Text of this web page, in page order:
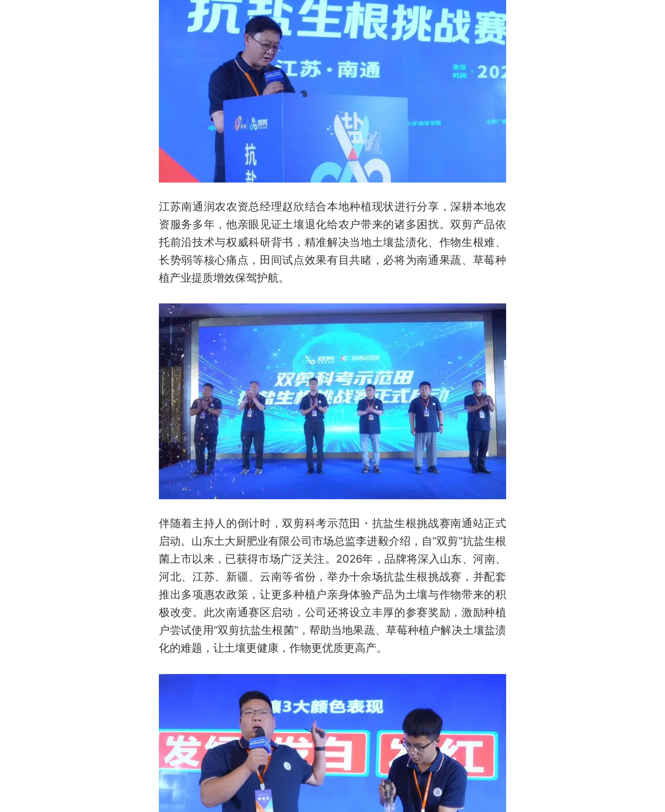
江苏南通润农农资总经理赵欣结合本地种植现状进行分享，深耕本地农
资服务多年，他亲眼见证土壤退化给农户带来的诸多困扰。双剪产品依
托前沿技术与权威科研背书，精准解决当地土壤盐渍化、作物生根难、
长势弱等核心痛点，田间试点效果有目共睹，必将为南通果蔬、草莓种
植产业提质增效保驾护航。
伴随着主持人的倒计时，双剪科考示范田・抗盐生根挑战赛南通站正式
启动。山东土大厨肥业有限公司市场总监李进毅介绍，自“双剪”抗盐生根
菌上市以来，已获得市场广泛关注。2026年，品牌将深入山东、河南、
河北、江苏、新疆、云南等省份，举办十余场抗盐生根挑战赛，并配套
推出多项惠农政策，让更多种植户亲身体验产品为土壤与作物带来的积
极改变。此次南通赛区启动，公司还将设立丰厚的参赛奖励，激励种植
户尝试使用“双剪抗盐生根菌”，帮助当地果蔬、草莓种植户解决土壤盐渍
化的难题，让土壤更健康，作物更优质更高产。